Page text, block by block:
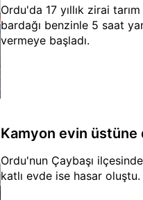
Ordu'da 17 yıllık zirai
bardağı benzinle 5 saat
vermeye başladı.
Kamyon evin üstüne
Ordu'nun Çaybaşı
katlı evde ise hasar oluştu.